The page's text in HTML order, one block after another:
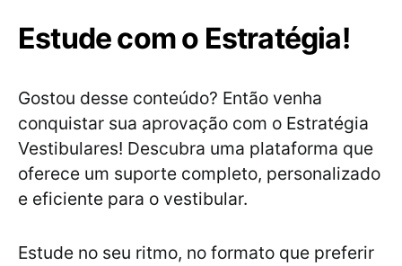
Estude com o Estratégia!
Gostou desse conteúdo? Então venha
conquistar sua aprovação com o Estratégia
Vestibulares! Descubra uma plataforma que
oferece um suporte completo, personalizado
e eficiente para o vestibular.
Estude no seu ritmo, no formato que preferir